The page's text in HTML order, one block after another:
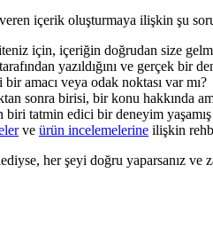
içerik oluşturmaya ilişkin şu
için, içeriğin doğrudan size
yazıldığını ve gerçek bir
amacı veya odak noktası var mı?
sonra birisi, bir konu hakkında
tatmin edici bir deneyim
ve ürün incelemelerine ilişkin
her şeyi doğru yaparsanız